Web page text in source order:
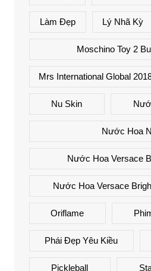
Làm Đẹp Lý Nhã Kỳ
Moschino Toy 2
Mrs International Global
Nu Skin
Nước Hoa
Nước Hoa Versace
Nước Hoa Versace
Oriflame
Phái Đẹp Yêu Kiều
Pickleball